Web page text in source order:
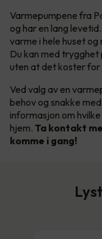
Varmepumpene fra
og har en lang
varme i hele huset
Du kan med
uten at det koster for
Ved valg av en
behov og snakke
informasjon om
hjem. Ta kontakt
komme i gang!